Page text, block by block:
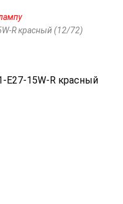
R красный (12/72)